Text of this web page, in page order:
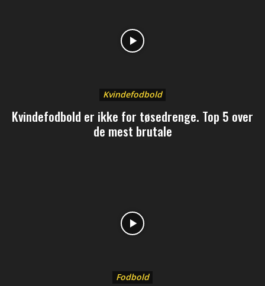
Kvindefodbold
Kvindefodbold er ikke for tøsedrenge. Top 5 over
de mest brutale
Fodbold